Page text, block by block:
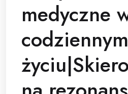
medyczne
codziennym